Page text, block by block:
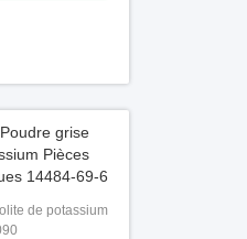
grise
Pièces
14484-69-6
de potassium